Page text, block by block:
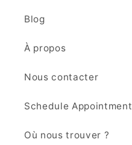
Blog
À propos
Nous contacter
Schedule Appointment
Où nous trouver ?